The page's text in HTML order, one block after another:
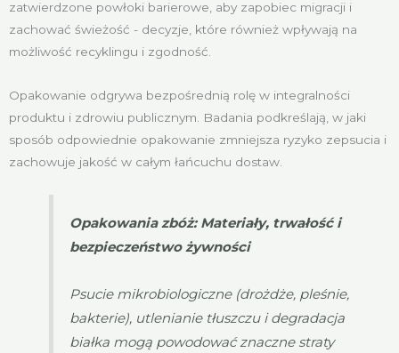
zatwierdzone powłoki barierowe, aby zapobiec migracji i
zachować świeżość - decyzje, które również wpływają na
możliwość recyklingu i zgodność.
Opakowanie odgrywa bezpośrednią rolę w integralności
produktu i zdrowiu publicznym. Badania podkreślają, w jaki
sposób odpowiednie opakowanie zmniejsza ryzyko zepsucia i
zachowuje jakość w całym łańcuchu dostaw.
Opakowania zbóż: Materiały, trwałość i
bezpieczeństwo żywności
Psucie mikrobiologiczne (drożdże, pleśnie,
bakterie), utlenianie tłuszczu i degradacja
białka mogą powodować znaczne straty